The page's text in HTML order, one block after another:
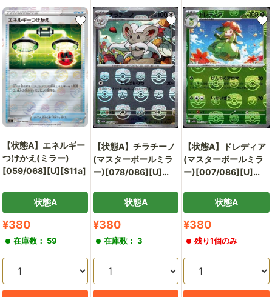
【状態A】エネルギー
つけかえ(ミラー)
[059/068][U][S11a]
状態A
販
価
格
¥380
在庫数： 59
【状態A】チラチーノ
(マスターボールミラ
ー)[078/086][U]
状態A
販
価
格
¥380
在庫数： 3
【状態A】ドレディア
(マスターボールミラ
ー)[007/086][U]
状態A
販
価
格
¥380
残り1個のみ